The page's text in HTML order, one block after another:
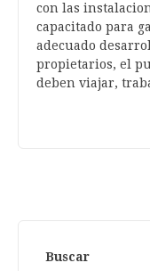
con las
capacitado para
adecuado
propietarios, el
deben viajar,
Buscar